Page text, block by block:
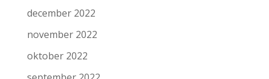
december 2022
november 2022
oktober 2022